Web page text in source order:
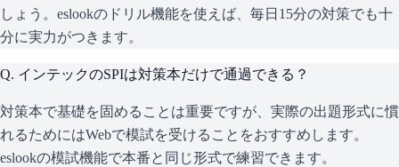
しょう。eslookのドリル機能を使えば、毎日15分の対策でも十
分に実力がつきます。
Q. インテックのSPIは対策本だけで通過できる？
対策本で基礎を固めることは重要ですが、実際の出題形式に慣
れるためにはWebで模試を受けることをおすすめします。
eslookの模試機能で本番と同じ形式で練習できます。